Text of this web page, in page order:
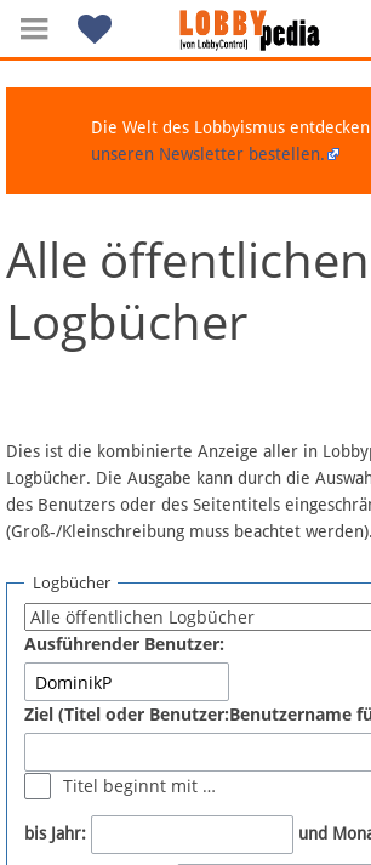
Navigation
Über Lobbypedia
Artikel nach Kategorien
FAQ
Fördermitglied werden
Fehler melden
Newsletter
Die Welt des Lobbyismus
unseren Newsletter bestellen.
Alle öffentlichen
Logbücher
Dies ist die kombinierte Anzeige aller in
Logbücher. Die Ausgabe kann durch die
des Benutzers oder des Seitentitels
(Groß-/Kleinschreibung muss beachtet werden).
Logbücher
Ausführender Benutzer:
Ziel (Titel oder Benutzer:Benutzername
Titel beginnt mit …
bis Jahr: und